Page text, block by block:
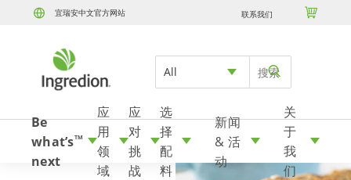
宜瑞安中文官方网站 联系我们 
All
Be
what’s
next
TM
应
用
领
域
应
对
挑
战
选
择
配
料
新闻
& 活
动
关
于
我
们